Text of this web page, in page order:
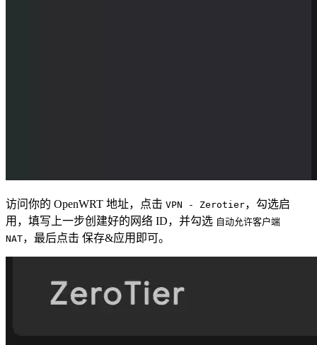
访问你的 OpenWRT 地址，点击 VPN - Zerotier，勾选启
用，填写上一步创建好的网络 ID，并勾选 自动允许客户端
NAT，最后点击 保存&应用即可。